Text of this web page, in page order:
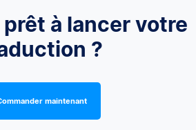
à lancer votre
?
maintenant